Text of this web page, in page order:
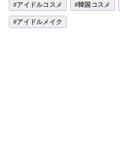
#アイドルコスメ #韓国コスメ
#アイドルメイク